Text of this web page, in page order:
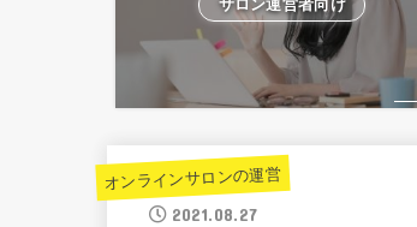
サロン運営者向け
オンラインサロンの運営
2021.08.27